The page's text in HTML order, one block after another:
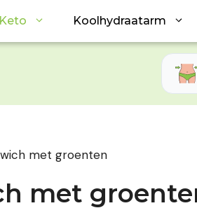
Keto Koolhydraatarm
met groenten
met